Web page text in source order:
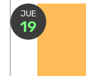
JUE
19